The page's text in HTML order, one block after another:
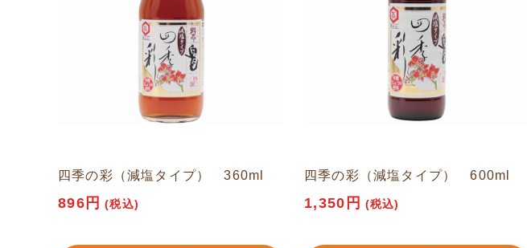
四季の彩（減塩タイプ） 360ml
896円 (税込)
四季の彩（減塩タイプ） 600ml
1,350円 (税込)